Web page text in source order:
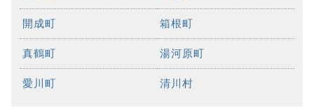
開成町 箱根町
真鶴町 湯河原町
愛川町 清川村